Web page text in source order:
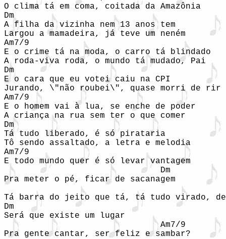
O clima tá em coma, coitada da Amazônia
Dm
A filha da vizinha nem 13 anos tem
Largou a mamadeira, já teve um neném
Am7/9
E o crime tá na moda, o carro tá blindado
A roda-viva roda, o mundo tá mudado, Pai
Dm
E o cara que eu votei caiu na CPI
Jurando, \"não roubei\", quase morri de
Am7/9
E o homem vai à lua, se enche de poder
A criança na rua sem ter o que comer
Dm
Tá tudo liberado, é só pirataria
Tô sendo assaltado, a letra e melodia
Am7/9
E todo mundo quer é só levar vantagem
                               Dm
Pra meter o pé, ficar de sacanagem
Tá barra do jeito que tá, tá tudo virado,
Dm
Será que existe um lugar
                               Am7/9
Pra gente cantar, ser feliz e sambar?